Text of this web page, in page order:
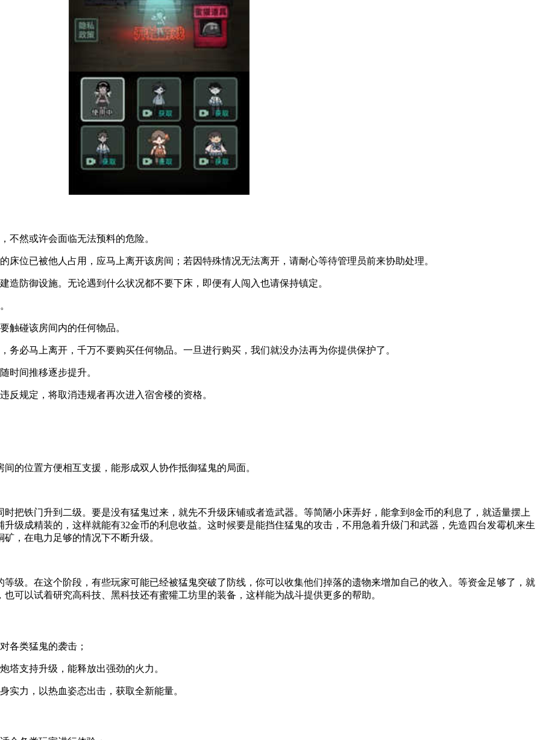
不然或许会面临无法预料的危险。
床位已被他人占用，应马上离开该房间；若因特殊情况无法离开，请耐心等待管理员前来协助处理。
造防御设施。无论遇到什么状况都不要下床，即便有人闯入也请保持镇定。
触碰该房间内的任何物品。
务必马上离开，千万不要购买任何物品。一旦进行购买，我们就没办法再为你提供保护了。
时间推移逐步提升。
反规定，将取消违规者再次进入宿舍楼的资格。
的位置方便相互支援，能形成双人协作抵御猛鬼的局面。
把铁门升到二级。要是没有猛鬼过来，就先不升级床铺或者造武器。等简陋小床弄好，能拿到8金币的利息了，就适量摆上
级成精装的，这样就能有32金币的利息收益。这时候要是能挡住猛鬼的攻击，不用急着升级门和武器，先造四台发霉机来生
，在电力足够的情况下不断升级。
级。在这个阶段，有些玩家可能已经被猛鬼突破了防线，你可以收集他们掉落的遗物来增加自己的收入。等资金足够了，就
可以试着研究高科技、黑科技还有蜜獾工坊里的装备，这样能为战斗提供更多的帮助。
各类猛鬼的袭击；
塔支持升级，能释放出强劲的火力。
实力，以热血姿态出击，获取全新能量。